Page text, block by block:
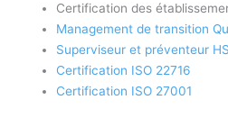
Certification des
Management de transition
Superviseur et préventeur
Certification ISO 22716
Certification ISO 27001